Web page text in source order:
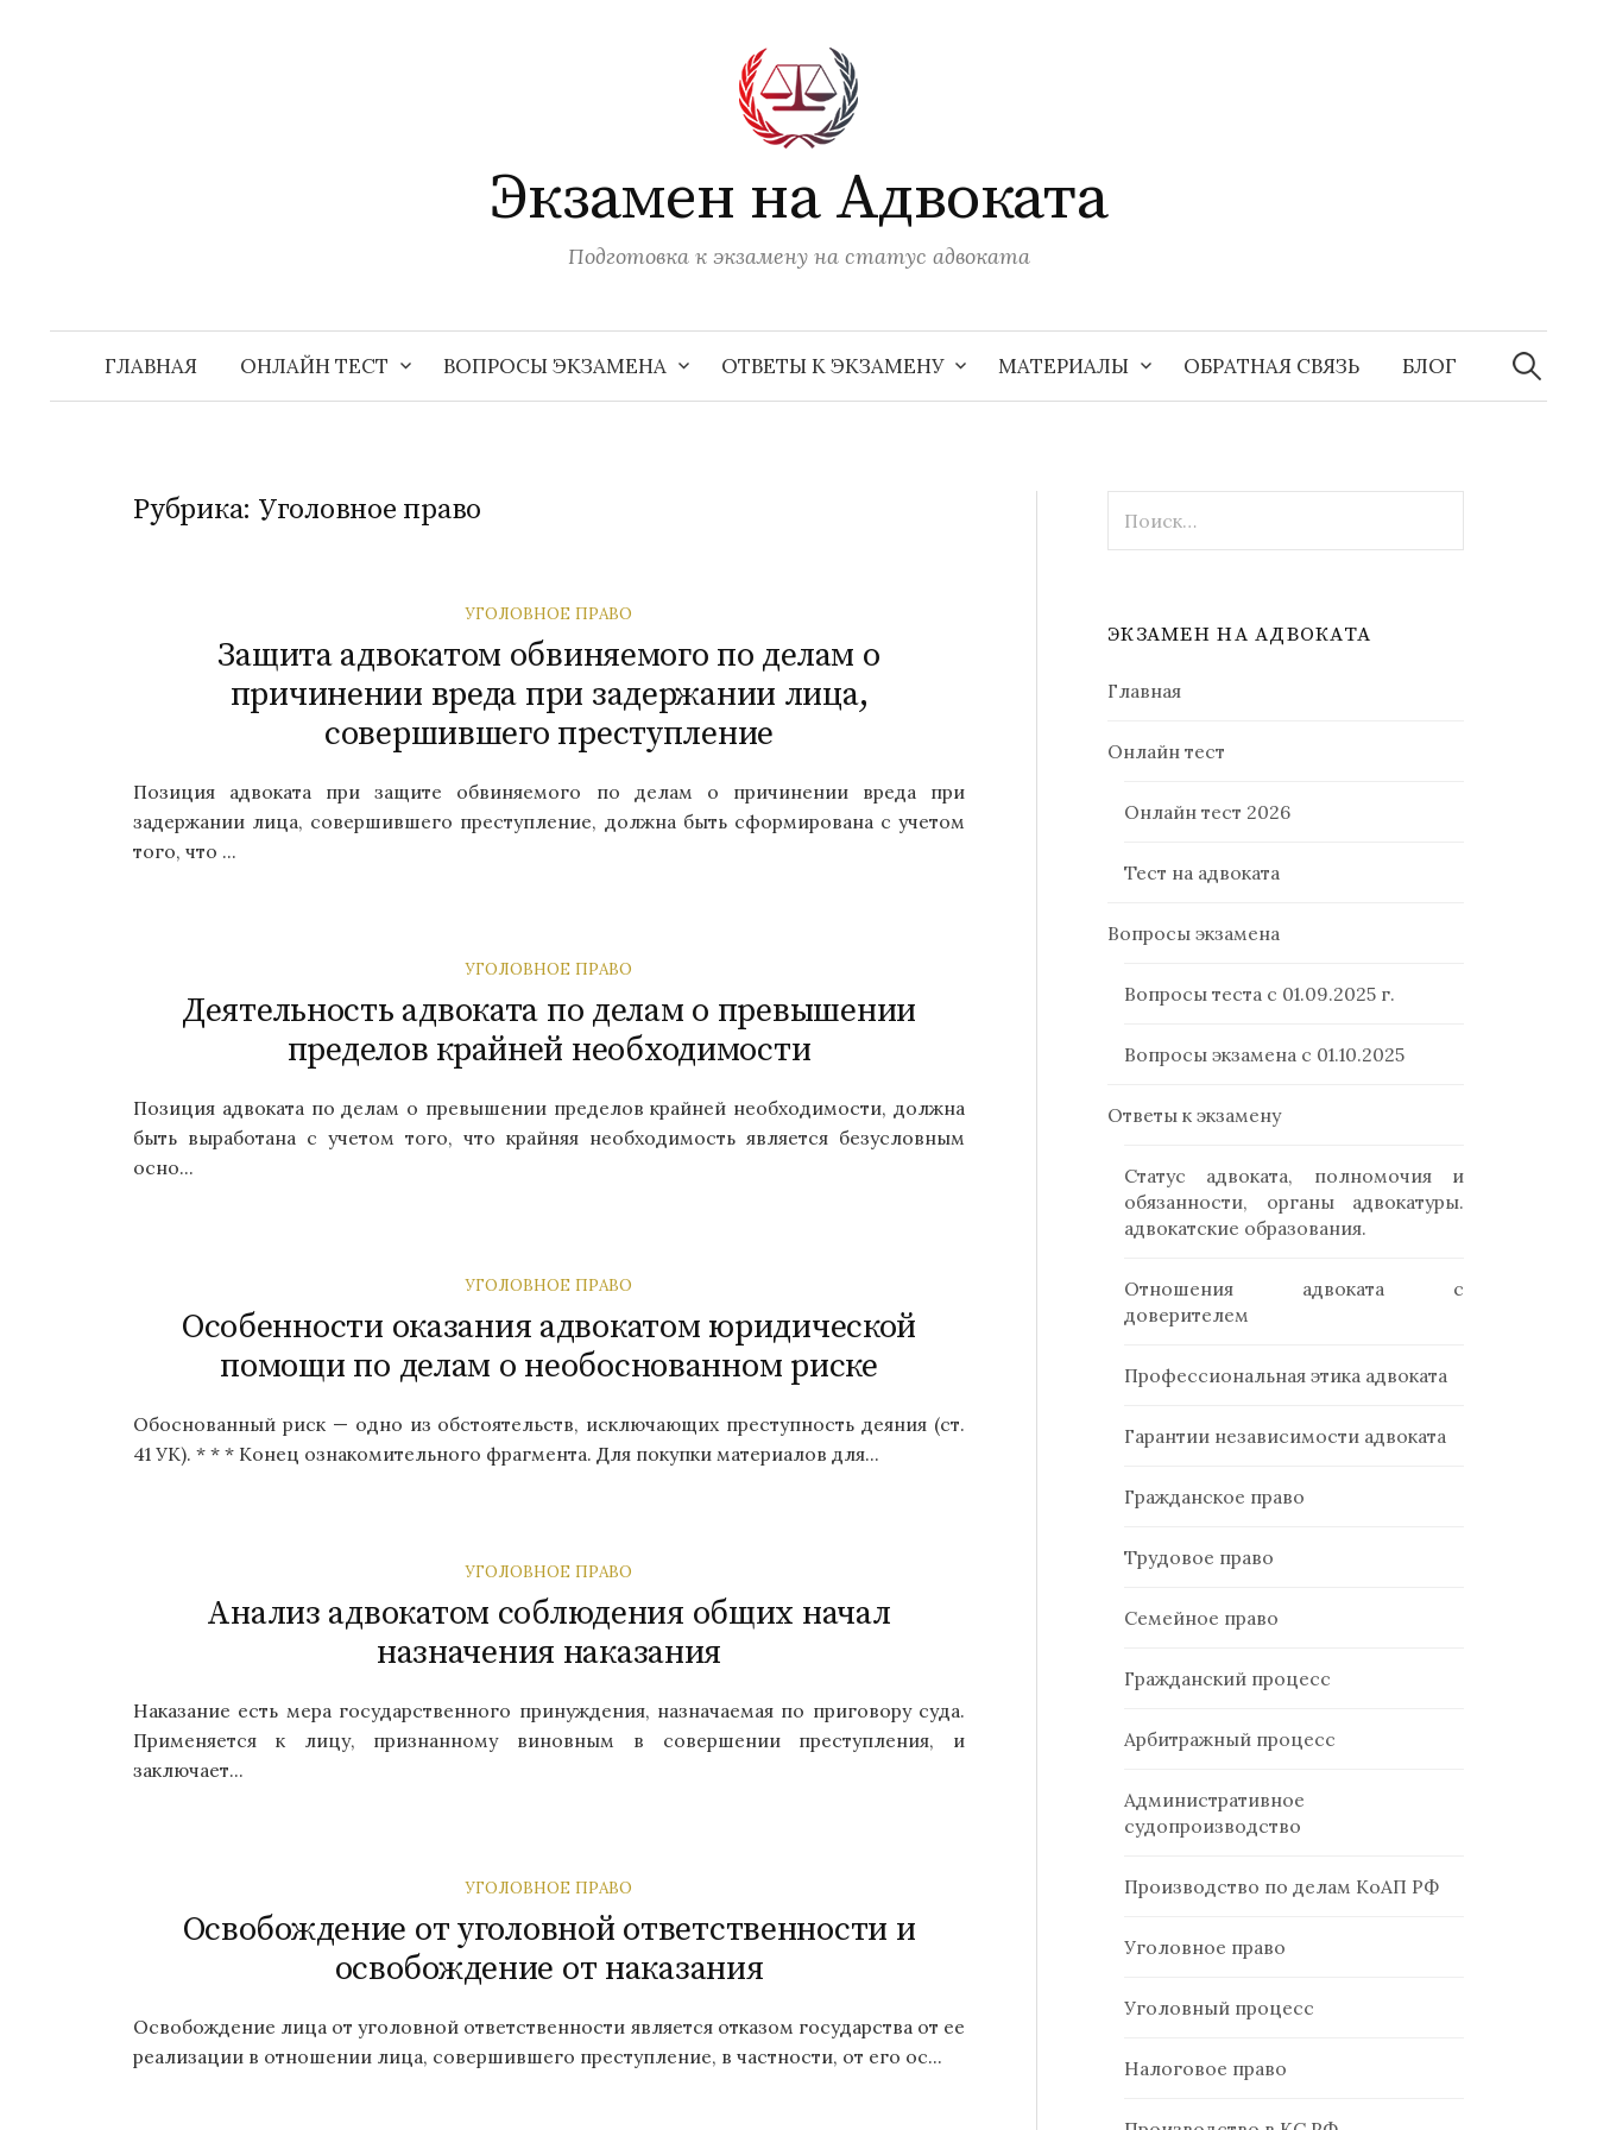
Экзамен на Адвоката
Подготовка к экзамену на статус адвоката
ГЛАВНАЯ ОНЛАЙН ТЕСТ ВОПРОСЫ ЭКЗАМЕНА ОТВЕТЫ К ЭКЗАМЕНУ МАТЕРИАЛЫ ОБРАТНАЯ СВЯЗЬ БЛОГ
Найти:
Рубрика: Уголовное право
УГОЛОВНОЕ ПРАВО
Защита адвокатом обвиняемого по делам о
причинении вреда при задержании лица,
совершившего преступление
Позиция адвоката при защите обвиняемого по делам о причинении вреда при
задержании лица, совершившего преступление, должна быть сформирована с учетом
того, что ...
УГОЛОВНОЕ ПРАВО
Деятельность адвоката по делам о превышении
пределов крайней необходимости
Позиция адвоката по делам о превышении пределов крайней необходимости, должна
быть выработана с учетом того, что крайняя необходимость является безусловным
осно...
УГОЛОВНОЕ ПРАВО
Особенности оказания адвокатом юридической
помощи по делам о необоснованном риске
Обоснованный риск — одно из обстоятельств, исключающих преступность деяния (ст.
41 УК). * * * Конец ознакомительного фрагмента. Для покупки материалов для...
УГОЛОВНОЕ ПРАВО
Анализ адвокатом соблюдения общих начал
назначения наказания
Наказание есть мера государственного принуждения, назначаемая по приговору суда.
Применяется к лицу, признанному виновным в совершении преступления, и
заключает...
УГОЛОВНОЕ ПРАВО
Освобождение от уголовной ответственности и
освобождение от наказания
Освобождение лица от уголовной ответственности является отказом государства от ее
реализации в отношении лица, совершившего преступление, в частности, от его ос...
ЭКЗАМЕН НА АДВОКАТА
Главная
Онлайн тест
Онлайн тест 2026
Тест на адвоката
Вопросы экзамена
Вопросы теста с 01.09.2025 г.
Вопросы экзамена с 01.10.2025
Ответы к экзамену
Статус адвоката, полномочия и
обязанности, органы адвокатуры.
адвокатские образования.
Отношения адвоката с
доверителем
Профессиональная этика адвоката
Гарантии независимости адвоката
Гражданское право
Трудовое право
Семейное право
Гражданский процесс
Арбитражный процесс
Административное
судопроизводство
Производство по делам КоАП РФ
Уголовное право
Уголовный процесс
Налоговое право